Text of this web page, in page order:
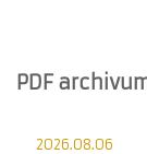
PDF
2026.08.06